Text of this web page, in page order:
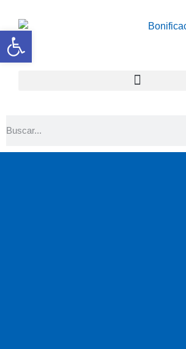
Abrir barra de herramientas